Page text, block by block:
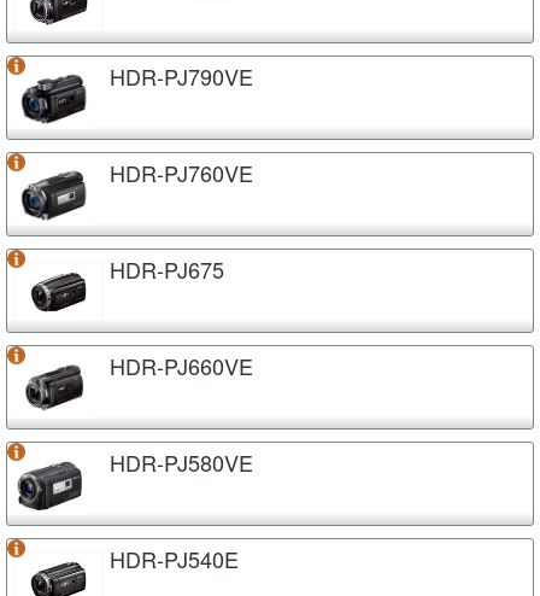
HDR-PJ790VE
HDR-PJ760VE
HDR-PJ675
HDR-PJ660VE
HDR-PJ580VE
HDR-PJ540E